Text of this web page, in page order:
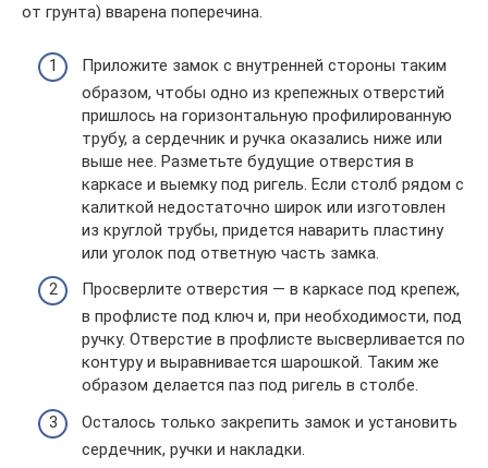
от грунта) вварена поперечина.
Приложите замок с внутренней стороны таким
образом, чтобы одно из крепежных отверстий
пришлось на горизонтальную профилированную
трубу, а сердечник и ручка оказались ниже или
выше нее. Разметьте будущие отверстия в
каркасе и выемку под ригель. Если столб рядом с
калиткой недостаточно широк или изготовлен
из круглой трубы, придется наварить пластину
или уголок под ответную часть замка.
Просверлите отверстия — в каркасе под крепеж,
в профлисте под ключ и, при необходимости, под
ручку. Отверстие в профлисте высверливается по
контуру и выравнивается шарошкой. Таким же
образом делается паз под ригель в столбе.
Осталось только закрепить замок и установить
сердечник, ручки и накладки.